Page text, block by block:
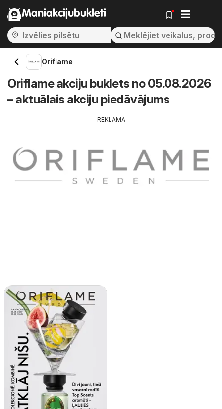
Maniakcijubukleti
Oriflame
Oriflame akciju buklets no 05.08.2026
– aktuālais akciju piedāvājums
REKLĀMA